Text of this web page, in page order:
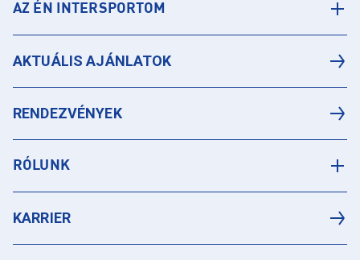
AZ ÉN INTERSPORTOM
AKTUÁLIS AJÁNLATOK
RENDEZVÉNYEK
RÓLUNK
KARRIER